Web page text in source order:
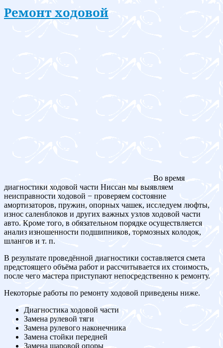
Ремонт ходовой
Во время
диагностики ходовой части Ниссан мы выявляем
неисправности ходовой − проверяем состояние
амортизаторов, пружин, опорных чашек, исследуем люфты,
износ саленблоков и других важных узлов ходовой части
авто. Кроме того, в обязательном порядке осуществляется
анализ изношенности подшипников, тормозных колодок,
шлангов и т. п.
В результате проведённой диагностики составляется смета
предстоящего объёма работ и рассчитывается их стоимость,
после чего мастера приступают непосредственно к ремонту.
Некоторые работы по ремонту ходовой приведены ниже.
Диагностика ходовой части
Замена рулевой тяги
Замена рулевого наконечника
Замена стойки передней
Замена шаровой опоры